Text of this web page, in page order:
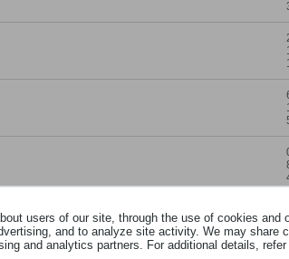
users of our site, through the use of cookies and
and to analyze site activity. We may share
and analytics partners. For additional details, refer